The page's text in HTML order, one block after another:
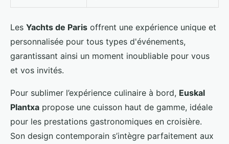
Les Yachts de Paris offrent une expérience unique et
personnalisée pour tous types d'événements,
garantissant ainsi un moment inoubliable pour vous
et vos invités.
Pour sublimer l’expérience culinaire à bord, Euskal
Plantxa propose une cuisson haut de gamme, idéale
pour les prestations gastronomiques en croisière.
Son design contemporain s’intègre parfaitement aux